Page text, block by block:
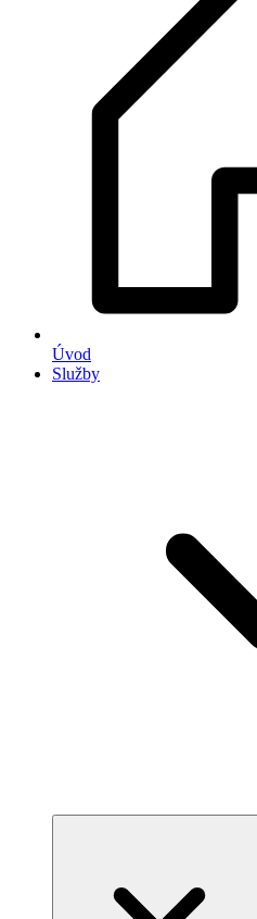
Úvod
Služby